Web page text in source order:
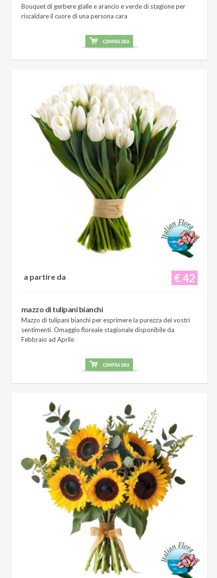
Bouquet di gerbere gialle e arancio e verde di stagione per
riscaldare il cuore di una persona cara
€ 42
a partire da
mazzo di tulipani bianchi
Mazzo di tulipani bianchi per esprimere la purezza dei vostri
sentimenti. Omaggio floreale stagionale disponibile da
Febbraio ad Aprile